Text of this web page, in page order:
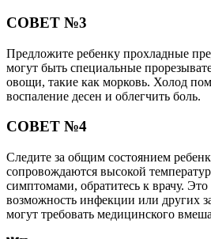
СОВЕТ №3
Предложите ребенку прохладные
могут быть специальные
овощи, такие как морковь. Холод
воспаление десен и облегчить боль.
СОВЕТ №4
Следите за общим состоянием
сопровождаются высокой
симптомами, обратитесь к врачу.
возможность инфекции или других
могут требовать медицинского